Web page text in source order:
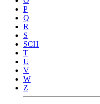
P
Q
R
S
SCH
T
U
V
W
Z